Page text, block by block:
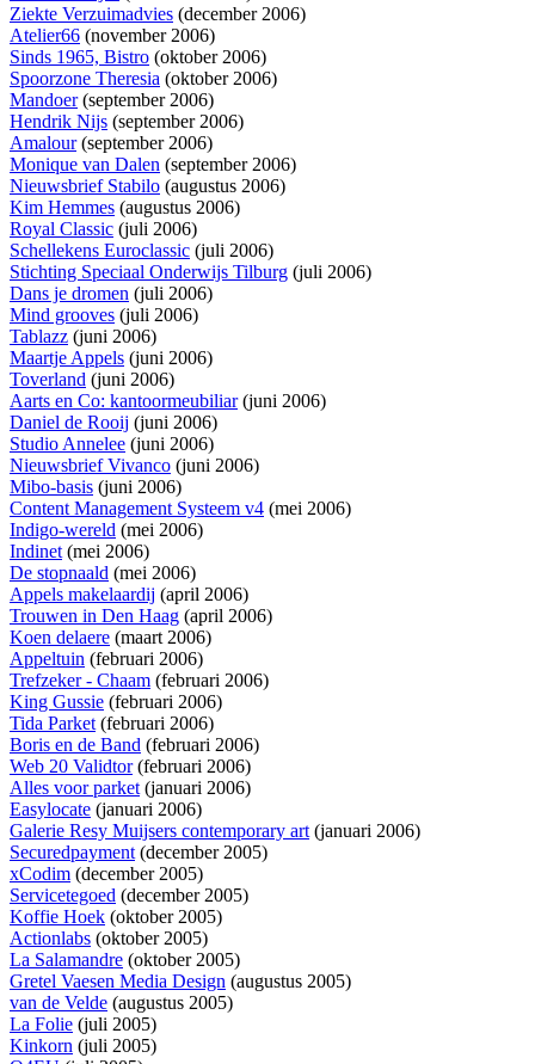
Ziekte Verzuimadvies (december 2006)
Atelier66 (november 2006)
Sinds 1965, Bistro (oktober 2006)
Spoorzone Theresia (oktober 2006)
Mandoer(september 2006)
Hendrik Nijs (september 2006)
Amalour(september 2006)
Monique van Dalen (september 2006)
Nieuwsbrief Stabilo (augustus 2006)
Kim Hemmes (augustus 2006)
Royal Classic (juli 2006)
Schellekens Euroclassic (juli 2006)
Stichting Speciaal Onderwijs Tilburg (juli 2006)
Dans je dromen (juli 2006)
Mind grooves (juli 2006)
Tablazz (juni 2006)
Maartje Appels (juni 2006)
Toverland (juni 2006)
Aarts en Co: kantoormeubiliar(juni 2006)
Daniel de Rooij (juni 2006)
Studio Annelee (juni 2006)
Nieuwsbrief Vivanco (juni 2006)
Mibo-basis (juni 2006)
Content Management Systeem v4 (mei 2006)
Indigo-wereld (mei 2006)
Indinet(mei 2006)
De stopnaald (mei 2006)
Appels makelaardij (april 2006)
Trouwen in Den Haag (april 2006)
Koen delaere (maart 2006)
Appeltuin (februari 2006)
Trefzeker - Chaam (februari 2006)
King Gussie (februari 2006)
Tida Parket(februari 2006)
Boris en de Band (februari 2006)
Web 20 Validtor(februari 2006)
Alles voor parket(januari 2006)
Easylocate (januari 2006)
Galerie Resy Muijsers contemporary art(januari 2006)
Securedpayment(december 2005)
xCodim (december 2005)
Servicetegoed (december 2005)
Koffie Hoek (oktober 2005)
Actionlabs (oktober 2005)
La Salamandre (oktober 2005)
Gretel Vaesen Media Design (augustus 2005)
van de Velde (augustus 2005)
La Folie (juli 2005)
Kinkorn (juli 2005)